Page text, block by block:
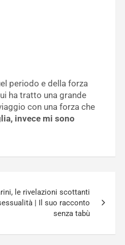
periodo e della forza
ha tratto una grande
con una forza che
invece mi sono
le rivelazioni scottanti
| Il suo racconto
senza tabù